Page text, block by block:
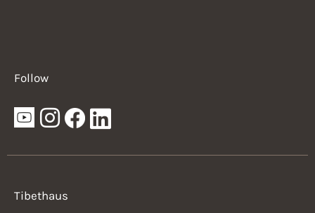
Follow
Tibethaus